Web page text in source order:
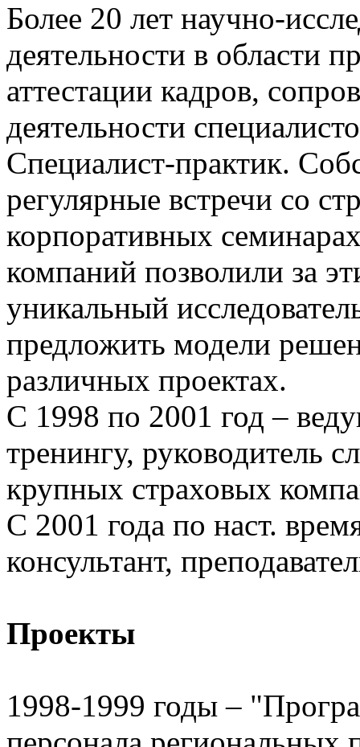
Более 20 лет научно-
деятельности в области
аттестации кадров,
деятельности
Специалист-практик.
регулярные встречи со
корпоративных
компаний позволили за
уникальный
предложить модели
различных проектах.
С 1998 по 2001 год –
тренингу, руководитель
крупных страховых
С 2001 года по наст.
консультант,
Проекты
1998-1999 годы –